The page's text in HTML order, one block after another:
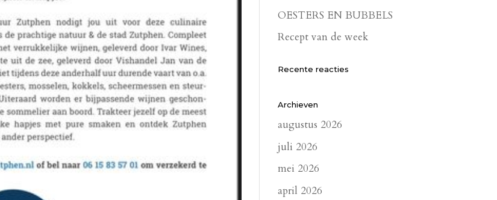
OESTERS EN BUBBELS
Recept van de week
Recente reacties
Archieven
augustus 2026
juli 2026
mei 2026
april 2026